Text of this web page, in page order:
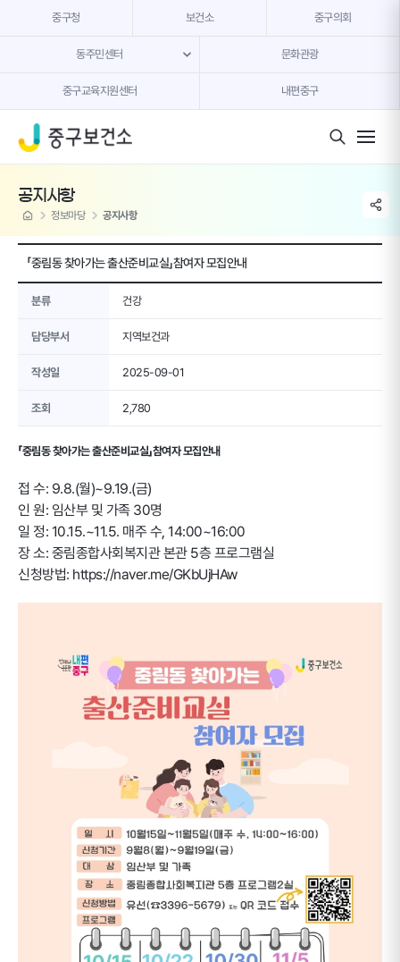
중구청 보건소 중구의회
동주민센터 문화관광
중구교육지원센터 내편중구
공지사항
home 정보마당 공지사항
share
「중림동 찾아가는 출산준비교실」참여자 모집안내
분류 건강
담당부서 지역보건과
작성일 2025-09-01
조회 2,780
「중림동 찾아가는 출산준비교실」참여자 모집안내
접 수: 9.8.(월)~9.19.(금)
인 원: 임산부 및 가족 30명
일 정: 10.15.~11.5. 매주 수, 14:00~16:00
장 소: 중림종합사회복지관 본관 5층 프로그램실
신청방법: https://naver.me/GKbUjHAw